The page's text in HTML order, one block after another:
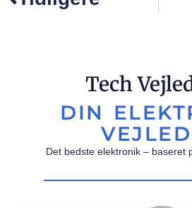
Tech
DIN
Det bedste elektronik – baseret